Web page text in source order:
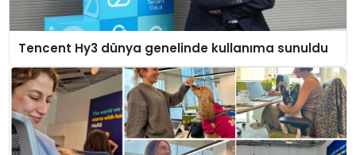
Tencent Hy3 dünya genelinde kullanıma sunuldu